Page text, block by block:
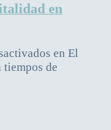
en
en El
tiempos de